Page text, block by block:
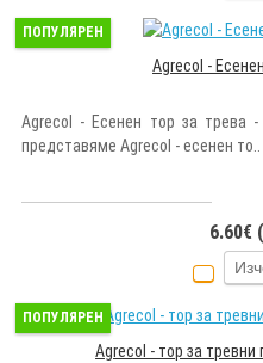
ПОПУЛЯРЕН
Agrecol -
Agrecol - Есенен тор за трева
представяме Agrecol - есенен то..
6.60€
ПОПУЛЯРЕН
Agrecol - тор за